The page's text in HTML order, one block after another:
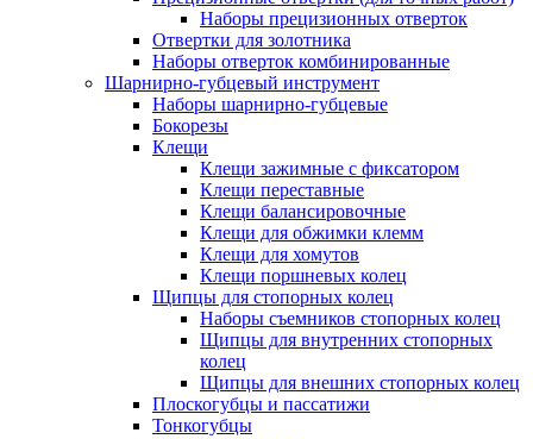
Наборы прецизионных отверток
Отвертки для золотника
Наборы отверток комбинированные
Шарнирно-губцевый инструмент
Наборы шарнирно-губцевые
Бокорезы
Клещи
Клещи зажимные с фиксатором
Клещи переставные
Клещи балансировочные
Клещи для обжимки клемм
Клещи для хомутов
Клещи поршневых колец
Щипцы для стопорных колец
Наборы съемников стопорных колец
Щипцы для внутренних стопорных
колец
Щипцы для внешних стопорных колец
Плоскогубцы и пассатижи
Тонкогубцы